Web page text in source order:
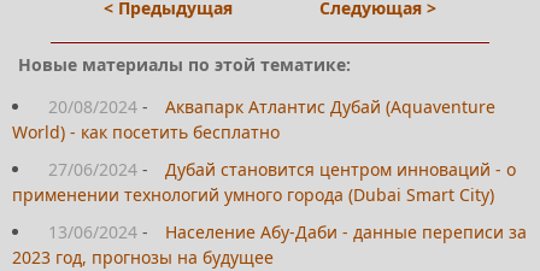
< Предыдущая Следующая >
Новые материалы по этой тематике:
20/08/2024 -
Аквапарк Атлантис Дубай (Aquaventure
World) - как посетить бесплатно
27/06/2024 -
Дубай становится центром инноваций - о
применении технологий умного города (Dubai Smart City)
13/06/2024 -
Население Абу-Даби - данные переписи за
2023 год, прогнозы на будущее